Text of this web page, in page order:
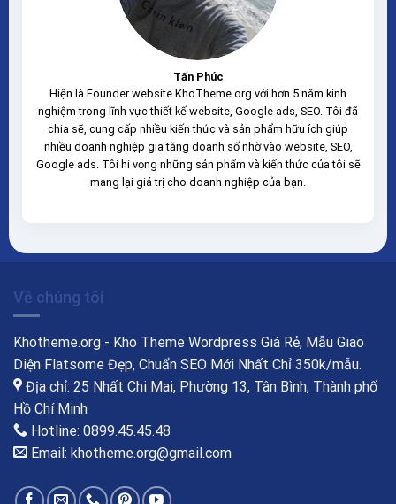
Tấn Phúc
Hiện là Founder website KhoTheme.org với hơn 5 năm kinh
nghiệm trong lĩnh vực thiết kế website, Google ads, SEO. Tôi đã
chia sẽ, cung cấp nhiều kiến thức và sản phẩm hữu ích giúp
nhiều doanh nghiệp gia tăng doanh số nhờ vào website, SEO,
Google ads. Tôi hi vọng những sản phẩm và kiến thức của tôi sẽ
mang lại giá trị cho doanh nghiệp của bạn.
Về chúng tôi
Khotheme.org - Kho Theme Wordpress Giá Rẻ, Mẫu Giao
Diện Flatsome Đẹp, Chuẩn SEO Mới Nhất Chỉ 350k/mẫu.
Địa chỉ: 25 Nhất Chi Mai, Phường 13, Tân Bình, Thành phố
Hồ Chí Minh
Hotline: 0899.45.45.48
Email: khotheme.org@gmail.com